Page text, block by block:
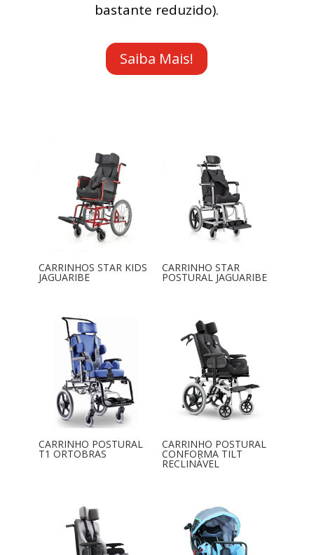
bastante reduzido).
Saiba Mais!
CARRINHOS STAR KIDS
JAGUARIBE
CARRINHO STAR
POSTURAL JAGUARIBE
CARRINHO POSTURAL
T1 ORTOBRAS
CARRINHO POSTURAL
CONFORMA TILT
RECLINÁVEL